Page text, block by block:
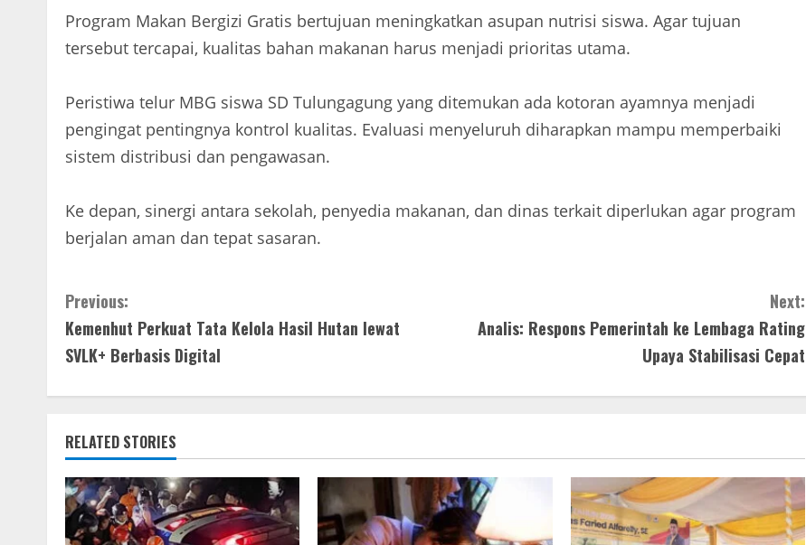
Program Makan Bergizi Gratis bertujuan meningkatkan asupan nutrisi siswa. Agar tujuan
tersebut tercapai, kualitas bahan makanan harus menjadi prioritas utama.
Peristiwa telur MBG siswa SD Tulungagung yang ditemukan ada kotoran ayamnya menjadi
pengingat pentingnya kontrol kualitas. Evaluasi menyeluruh diharapkan mampu memperbaiki
sistem distribusi dan pengawasan.
Ke depan, sinergi antara sekolah, penyedia makanan, dan dinas terkait diperlukan agar program
berjalan aman dan tepat sasaran.
Continue
Reading
Previous:
Kemenhut Perkuat Tata Kelola Hasil Hutan lewat
SVLK+ Berbasis Digital
Next:
Analis: Respons Pemerintah ke Lembaga Rating
Upaya Stabilisasi Cepat
RELATED STORIES